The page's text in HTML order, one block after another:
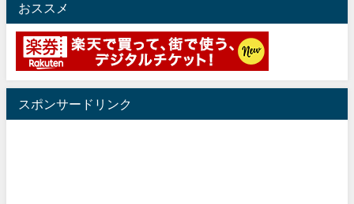
おススメ
スポンサードリンク